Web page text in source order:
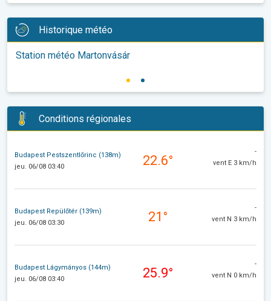
Historique météo
Station météo Martonvásár
Conditions régionales
Budapest Pestszentlőrinc (138m)
jeu. 06/08 03:40
22.6°
-
vent E 3 km/h
Budapest Repülőtér (139m)
jeu. 06/08 03:30
21°
-
vent N 3 km/h
Budapest Lágymányos (144m)
jeu. 06/08 03:40
25.9°
-
vent N 0 km/h